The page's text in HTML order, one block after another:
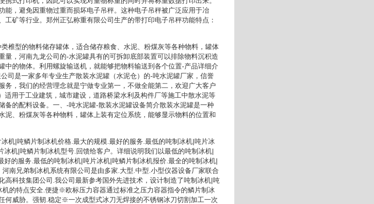
能，避免因重物过重而损坏电子吊秤。这种电子吊秤被广泛应用于冶
矿等行业。郑州正弘称重有限公司生产的带打印电子吊秤功能特点：
椎型的物料储存罐体，适合储存粮食、水泥、粉煤灰等各种物料，罐体
量，河南九龙公司的-水泥罐具有的可拆卸底部装置可以排除物料沉积造
中的物体。利用螺旋输送机，就能够把物料输送到各个位置-产品详细介
司是一家多年专业生产散装水泥罐（水泥仓）的-吨水泥罐厂家，信誉
务，我们的经营理念就是宁做专业第一，不做全能第二，欢迎广大客户
适用于工业建筑，城市建设，道路桥梁水利及构件厂等施工中散水泥等
备的配料设备。一、-吨水泥罐-散装水泥罐设备简介散装水泥罐是一种
泥、粉煤灰等各种物料，罐体上装有定位系统，能够显示物料的位置和
机|吨鳞片制冰机价格.最大的规模.最好的服务.最低的吨制冰机|吨片冰
机|吨鳞片制冰机型号.回馈给客户。详细说明我们以最低的吨制冰机|
的服务.最低的吨制冰机|吨片冰机|吨鳞片制冰机报价.最全的吨制冰机|
南兄弟制冰机系统有限公司是由多家.大型.中型.小型仪器设备厂家联合
高科技集团公司.我公司最新参考国外先进技术，设计制造了吨制冰机|吨
的特点安全.便捷※欧标压力容器通过标准之压力容器指令的鳞片制冰
何威胁。强韧.稳定※一次成型式冰刀无焊接的不锈钢冰刀切割加工一次